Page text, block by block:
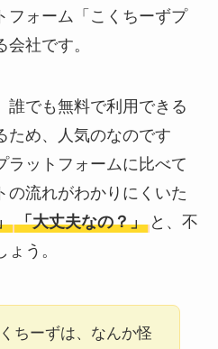
ロモート株式会社の
口コミ・評判
どう？
【怪しい？】TikTok
Liteの口コミ・評判
実際どう？
ユリカコーポレーシ
ョンは怪しい？口コ
ミ・評価が正直ヤバ
フォーム「こくちーずプ
社です。
誰でも無料で利用できる
ため、人気のなのです
ラットフォームに比べて
の流れがわかりにくいた
「大丈夫なの？」 と、不
う。
ちーずは、なんか怪